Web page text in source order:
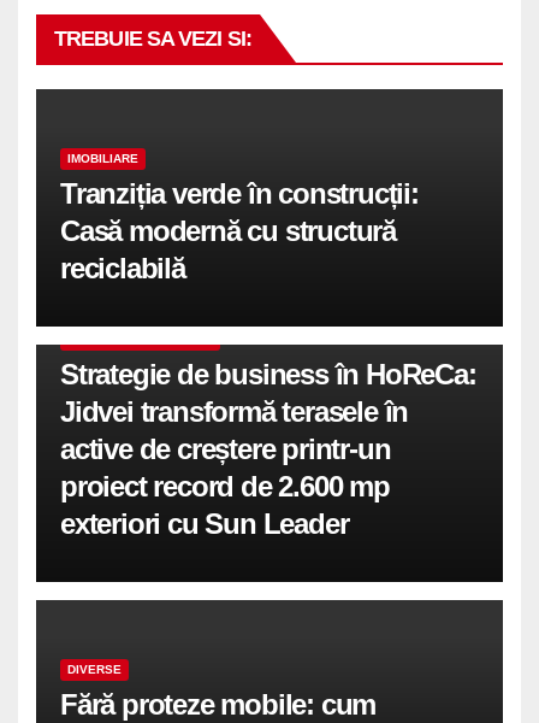
TREBUIE SA VEZI SI:
IMOBILIARE
Tranziția verde în construcții:
Casă modernă cu structură
reciclabilă
Strategie de business în HoReCa:
Jidvei transformă terasele în
active de creștere printr-un
proiect record de 2.600 mp
exteriori cu Sun Leader
DIVERSE
Fără proteze mobile: cum